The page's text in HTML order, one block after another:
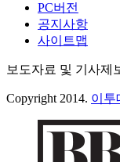
PC버전
공지사항
사이트맵
보도자료 및 기사제
Copyright 2014. 이투